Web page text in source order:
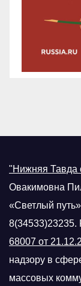
"Нижняя Тавда
Овакимовна
«Светлый
8(34533)23235.
68007 от
надзору в
массовых